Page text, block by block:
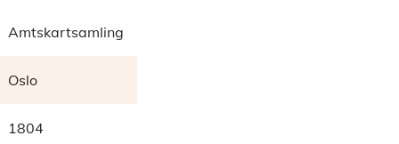
Amtskartsamling
Oslo
1804